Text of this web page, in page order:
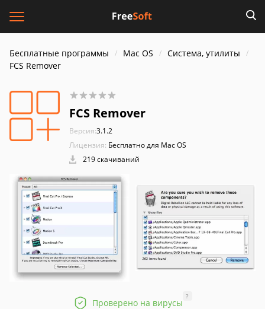
Бесплатные программы Mac OS
Система, утилиты
FCS Remover
FCS Remover
Версия:3.1.2
Лицензия: Бесплатно для Mac OS
219 скачиваний
Проверено на вирусы
?